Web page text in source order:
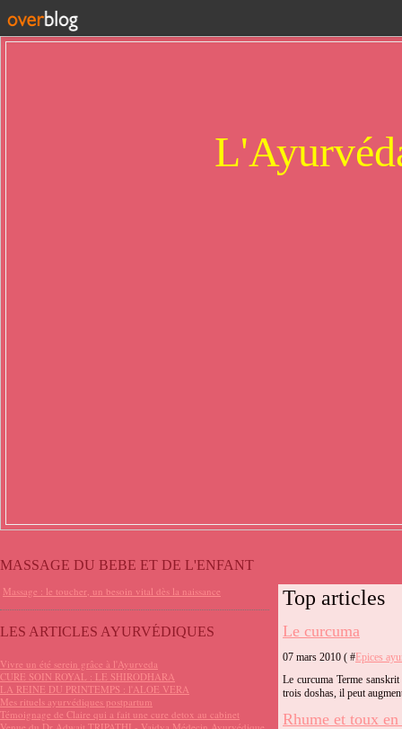
MASSAGE DU BEBE ET DE L'ENFANT
Massage : le toucher, un besoin vital dès la naissance
LES ARTICLES AYURVÉDIQUES
Vivre un été serein grâce à l'Ayurveda
CURE SOIN ROYAL : LE SHIRODHARA
LA REINE DU PRINTEMPS : l'ALOE VERA
Mes rituels ayurvédiques postpartum
Témoignage de Claire qui a fait une cure detox au cabinet
Top articles
Le curcuma
07 mars 2010 ( # Epices
Le curcuma Terme
trois doshas, il peut
Rhume et toux